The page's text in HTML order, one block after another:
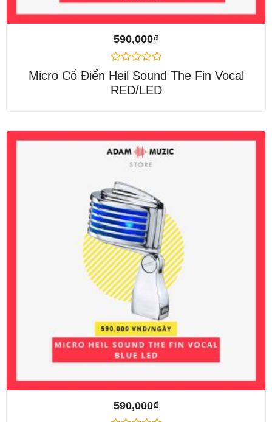
590,000₫
Được
xếp
hạng
Micro Cổ Điển Heil Sound The Fin Vocal
RED/LED
590,000₫